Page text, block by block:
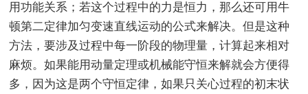
用功能关系；若这个过程中的力是恒力，那么还可用牛
顿第二定律加匀变速直线运动的公式来解决。但是这种
方法，要涉及过程中每一阶段的物理量，计算起来相对
麻烦。如果能用动量定理或机械能守恒来解就会方便得
多，因为这是两个守恒定律，如果只关心过程的初末状